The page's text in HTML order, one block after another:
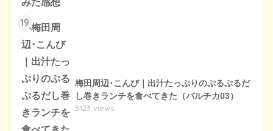
19
梅田周辺･こんび｜出汁たっぷりのぷるぷるだ
し巻きランチを食べてきた（バルチカ03）
3123 views